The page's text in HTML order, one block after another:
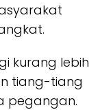
kurang lebih
tiang-tiang
pegangan.